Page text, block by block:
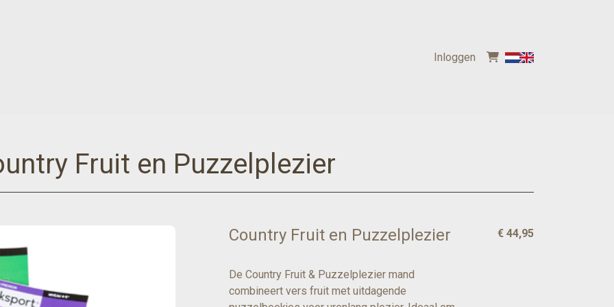
Inloggen
Fruit en Puzzelplezier
Country Fruit en Puzzelplezier
De Country Fruit & Puzzelplezier mand
combineert vers fruit met uitdagende
€ 44,95